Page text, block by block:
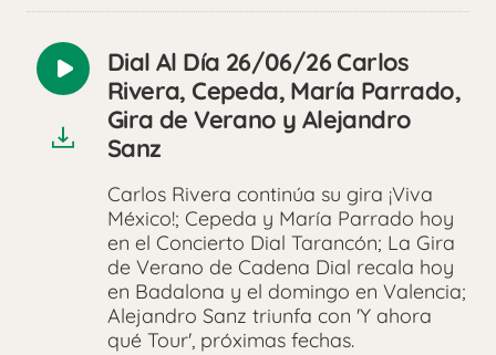
Reproducir
audio
Dial Al Día 26/06/26 Carlos
Rivera, Cepeda, María Parrado,
Gira de Verano y Alejandro
Sanz
Carlos Rivera continúa su gira ¡Viva
México!; Cepeda y María Parrado hoy
en el Concierto Dial Tarancón; La Gira
de Verano de Cadena Dial recala hoy
en Badalona y el domingo en Valencia;
Alejandro Sanz triunfa con 'Y ahora
qué Tour', próximas fechas.